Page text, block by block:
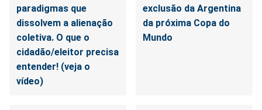
paradigmas que
dissolvem a alienação
coletiva. O que o
cidadão/eleitor precisa
entender! (veja o
vídeo)
exclusão da Argentina
da próxima Copa do
Mundo